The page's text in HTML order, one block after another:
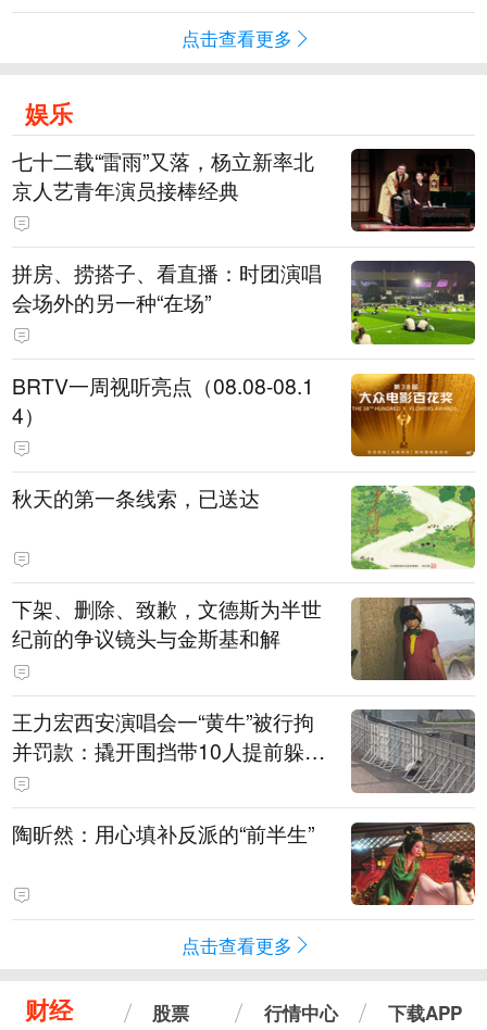
点击查看更多
娱乐
七十二载“雷雨”又落，杨立新率北
京人艺青年演员接棒经典
拼房、捞搭子、看直播：时团演唱
会场外的另一种“在场”
BRTV一周视听亮点（08.08-08.1
4）
秋天的第一条线索，已送达
下架、删除、致歉，文德斯为半世
纪前的争议镜头与金斯基和解
王力宏西安演唱会一“黄牛”被行拘
并罚款：撬开围挡带10人提前躲进
场馆清洁室，开唱前还没混入观众
席就被抓
陶昕然：用心填补反派的“前半生”
点击查看更多
财经 股票 行情中心 下载APP